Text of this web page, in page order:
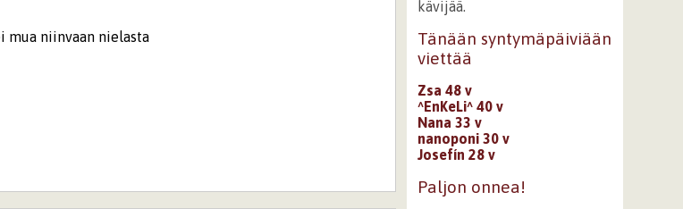
mua niinvaan nielasta
kävijää.
Tänään syntymäpäiviään
viettää
Zsa 48 v
^EnKeLi^ 40 v
Nana 33 v
nanoponi 30 v
Josefín 28 v
Paljon onnea!